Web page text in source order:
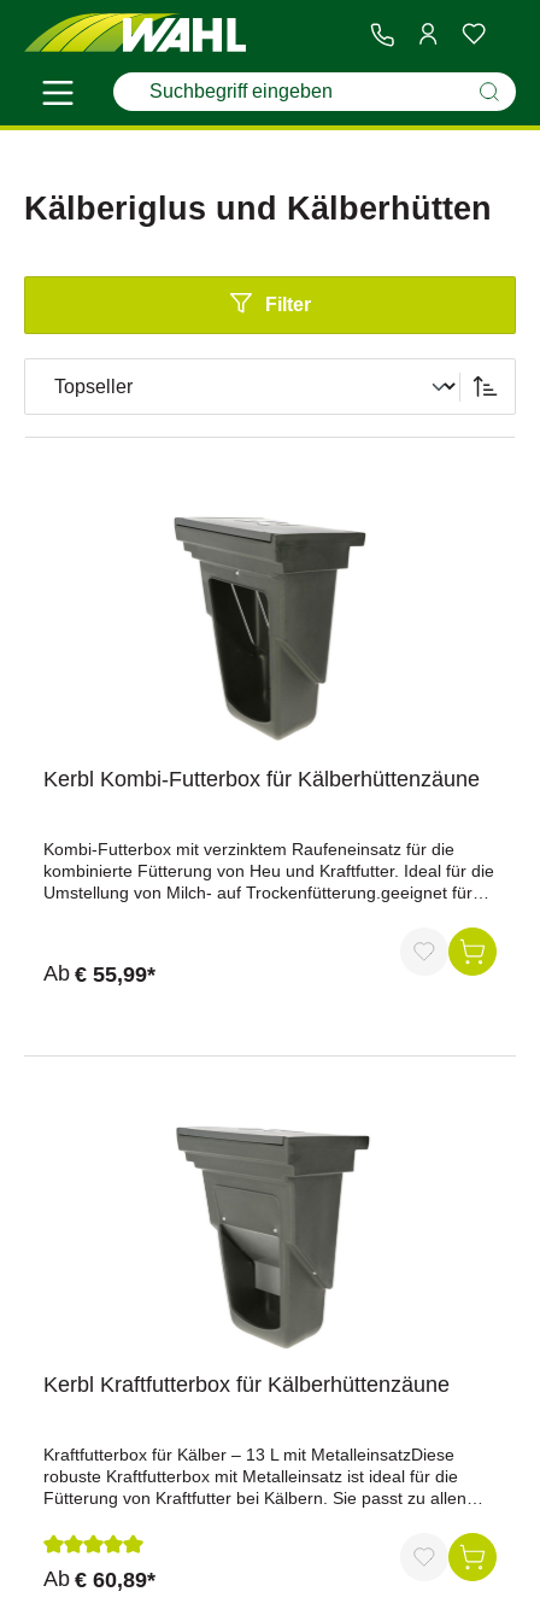
Kälberiglus und Kälberhütten
Filter
Kerbl Kombi-Futterbox für Kälberhüttenzäune
Kombi-Futterbox mit verzinktem Raufeneinsatz für die
kombinierte Fütterung von Heu und Kraftfutter. Ideal für die
Umstellung von Milch- auf Trockenfütterung.geeignet für
bequem von außenDeckel schützt Inhalt vor Regenstabiler
Behälter aus KunststoffFarbe: GrünFassungsvermögen:
11,5 lAußenabmessungen (B x T x H): 330 x 512 x 270
Ab € 55,99*
Kerbl Kraftfutterbox für Kälberhüttenzäune
Kraftfutterbox für Kälber – 13 L mit MetalleinsatzDiese
robuste Kraftfutterbox mit Metalleinsatz ist ideal für die
Fütterung von Kraftfutter bei Kälbern. Sie passt zu allen
des Zauns einhängen. Die Befüllung erfolgt bequem von
außen, während der Deckel den Inhalt zuverlässig vor
Regen und Verschmutzung schützt.Vorteile auf einen
Durchschnittliche Bewertung von 5 von 5 Sternen
Ab € 60,89*